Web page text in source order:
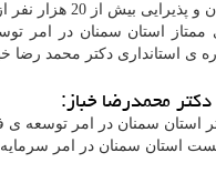
استان سمنان در امر
ی استانداری دکتر محمد رضا
محمدرضا خباز:
استان سمنان در امر توسعه ی
استان سمنان در امر سرمایه